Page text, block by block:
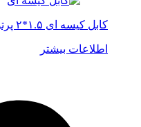
کابل کیسه ای ۱.۵*۲ پرتو الکتریک
اطلاعات بیشتر